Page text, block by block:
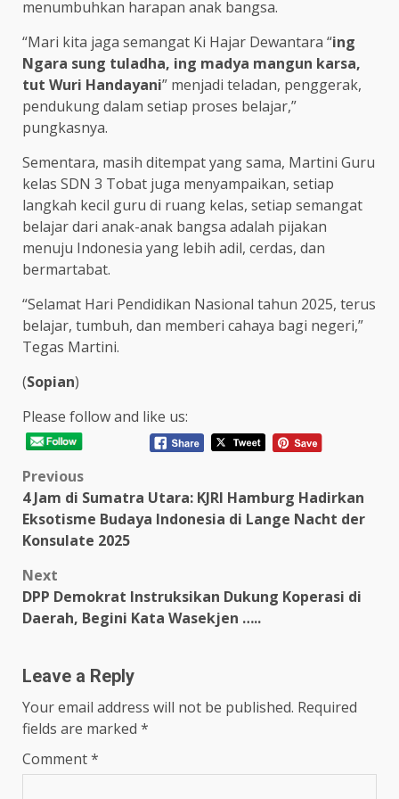
menumbuhkan harapan anak bangsa.
“Mari kita jaga semangat Ki Hajar Dewantara “ing
Ngara sung tuladha, ing madya mangun karsa,
tut Wuri Handayani” menjadi teladan, penggerak,
pendukung dalam setiap proses belajar,”
pungkasnya.
Sementara, masih ditempat yang sama, Martini Guru
kelas SDN 3 Tobat juga menyampaikan, setiap
langkah kecil guru di ruang kelas, setiap semangat
belajar dari anak-anak bangsa adalah pijakan
menuju Indonesia yang lebih adil, cerdas, dan
bermartabat.
“Selamat Hari Pendidikan Nasional tahun 2025, terus
belajar, tumbuh, dan memberi cahaya bagi negeri,”
Tegas Martini.
(Sopian)
Please follow and like us:
Post
navigation
Previous
4 Jam di Sumatra Utara: KJRI Hamburg Hadirkan
Eksotisme Budaya Indonesia di Lange Nacht der
Konsulate 2025
Next
DPP Demokrat Instruksikan Dukung Koperasi di
Daerah, Begini Kata Wasekjen …..
Leave a Reply
Your email address will not be published. Required
fields are marked *
Comment*